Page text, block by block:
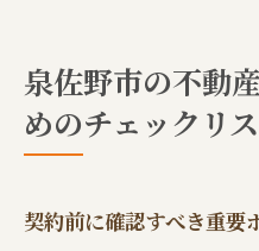
泉佐野市の不動
めのチェックリ
契約前に確認すべき重要